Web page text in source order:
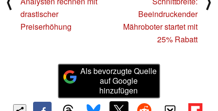
drastischer
Preiserhöhung
Beeindruckender
Mähroboter startet mit
25% Rabatt
Als bevorzugte Quelle
auf Google
hinzufügen